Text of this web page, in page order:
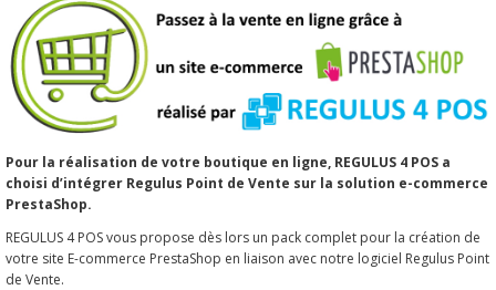
Pour la réalisation de votre boutique en ligne, REGULUS 4 POS a
choisi d’intégrer Regulus Point de Vente sur la solution e-commerce
PrestaShop.
REGULUS 4 POS vous propose dès lors un pack complet pour la création de
votre site E-commerce PrestaShop en liaison avec notre logiciel Regulus Point
de Vente.